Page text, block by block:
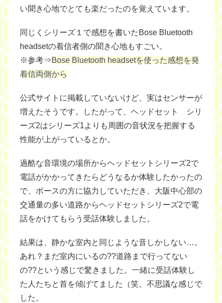
い聞き心地でとても楽だったのを覚えています。
同じくシリーズ１で感想を書いたBose Bluetooth
headsetの着信者側の聞き心地もすごい。
※参考⇒Bose Bluetooth headsetを使った感想を発
着信両側から
公式サイトに掲載していないけど、実はセンサーが
増えたそうです。したがって、ヘッドセット シリ
ーズ2はシリーズ1よりも周囲の音状況を把握する
性能が上がっているとか。
過酷な音環境の場所からヘッドセットシリーズ2で
電話がかかってきたらどうなるか体験したかったの
で、ボースの方に協力していただき、大阪中心部の
交通量の多い道路からヘッドセットシリーズ2で電
話をかけてもらう受話体験しました。
結果は、静かな室内と同じような音しかしない…。
あれ？まだ室内にいるの??道路まで行ってない
の??という感じで驚きました。一緒に受話体験し
た人たちと首を傾げてました（笑。不思議な感じで
した。